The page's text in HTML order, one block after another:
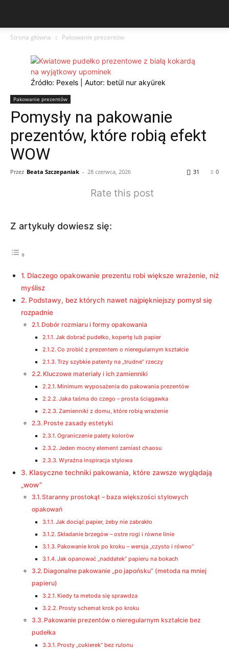
Strona główna Pakowanie prezentów
Źródło: Pexels | Autor: betül nur akyürek
Pakowanie prezentów
Pomysły na pakowanie
prezentów, które robią efekt
WOW
Przez Beata Szczepaniak - 28 czerwca, 2026 0
31
Rate this post
Z artykuły dowiesz się:
Dlaczego opakowanie prezentu robi większe wrażenie, niż
myślisz
Podstawy, bez których nawet najpiękniejszy pomysł się
rozpadnie
Dobór rozmiaru i formy opakowania
Jak dobrać pudełko, kopertę lub papier
Co zrobić z prezentem o nieregularnym kształcie
Trzy szybkie patenty na „trudne” rzeczy
Kluczowe materiały i ich zamienniki
Minimum wyposażenia do pakowania prezentów
Jaka taśma do czego – prosta ściągawka
Zamienniki z domu, które robią wrażenie
Proste zasady estetyki
Ograniczenie palety kolorów
Jeden mocny element zamiast chaosu
Wyraźna inspiracja stylowa
Klasyczne techniki pakowania, które zawsze wyglądają
„wow”
Staranny prostokąt – baza większości stylowych
opakowań
Jak dociąć papier, żeby nie zabrakło
Składanie brzegów – ostre rogi i równe linie
Pakowanie krok po kroku – wersja „czysto i równo”
Jak opanować „naddatek” papieru na bokach
Diagonalne pakowanie „po japońsku” (metoda na mniej
papieru)
Kiedy ta metoda się sprawdza
Prosty schemat krok po kroku
Pakowanie prezentów o nieregularnym kształcie bez
pudełka
Prosty „cukierek” bez rulonu